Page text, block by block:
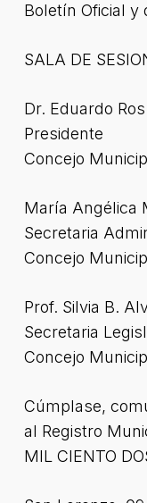
Boletín Oficial y
SALA DE
Dr. Eduardo Ros
Presidente
Concejo
María Angélica
Secretaria
Concejo
Prof. Silvia B.
Secretaria
Concejo
Cúmplase,
al Registro
MIL CIENTO